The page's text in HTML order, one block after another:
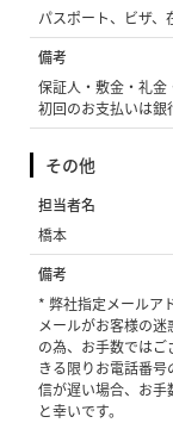
パスポート、ビザ、
備考
保証人・敷金・礼金
初回のお支払いは銀
その他
担当者名
橋本
備考
* 弊社指定メールア
メールがお客様の迷
の為、お手数では
きる限りお電話番
信が遅い場合、お
と幸いです。